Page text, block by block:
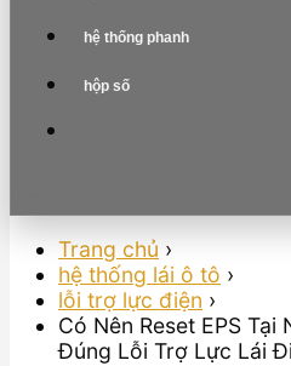
hệ thống phanh
hộp số
Trang chủ ›
hệ thống lái ô tô ›
lỗi trợ lực điện ›
Có Nên Reset EPS Tại
Đúng Lỗi Trợ Lực Lái